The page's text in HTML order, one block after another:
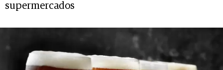
supermercados